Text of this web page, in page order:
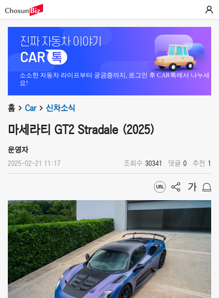
소소한 자동차 라이프부터 궁금증까지, 로그인 후 CAR톡에서 나누세
요!
홈 Car 신차소식
마세라티 GT2 Stradale (2025)
운영자
2025-02-21 11:17 조회수 30341 댓글 0 추천 1